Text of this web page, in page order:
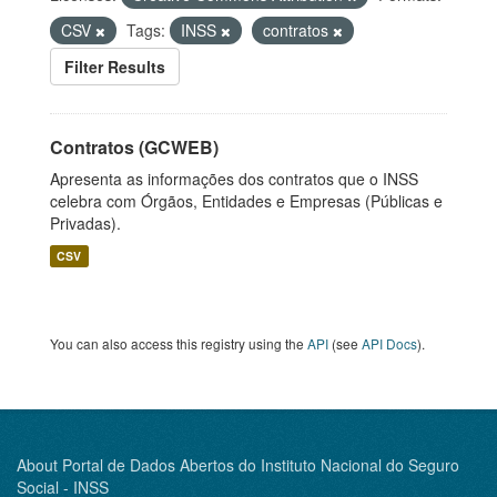
CSV
Tags: INSS
contratos
Filter Results
Contratos (GCWEB)
Apresenta as informações dos contratos que o INSS
celebra com Órgãos, Entidades e Empresas (Públicas e
Privadas).
CSV
You can also access this registry using the API (see API Docs).
About Portal de Dados Abertos do Instituto Nacional do Seguro
Social - INSS